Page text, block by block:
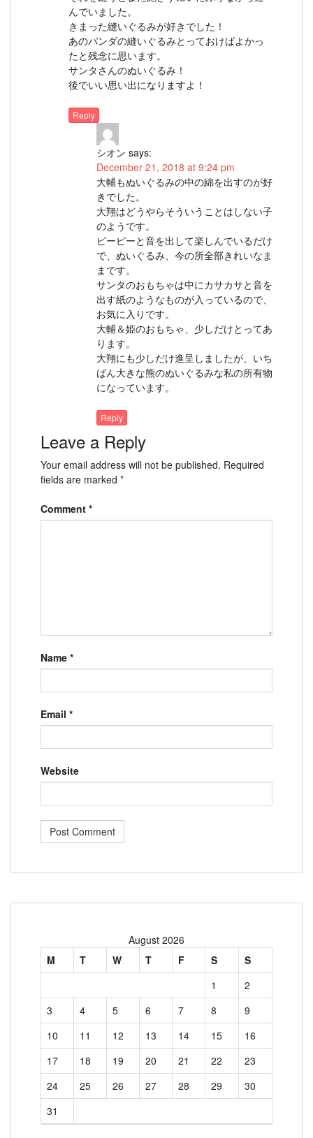
んでいました。
きまった縫いぐるみが好きでした！
あのパンダの縫いぐるみとっておけばよかっ
たと残念に思います。
サンタさんのぬいぐるみ！
後でいい思い出になりますよ！
Reply
シオン says:
December 21, 2018 at 9:24 pm
大輔もぬいぐるみの中の綿を出すのが好
きでした。
大翔はどうやらそういうことはしない子
のようです。
ピーピーと音を出して楽しんでいるだけ
で、ぬいぐるみ、今の所全部きれいなま
まです。
サンタのおもちゃは中にカサカサと音を
出す紙のようなものが入っているので、
お気に入りです。
大輔＆姫のおもちゃ、少しだけとってあ
ります。
大翔にも少しだけ進呈しましたが、いち
ばん大きな熊のぬいぐるみな私の所有物
になっています。
Reply
Leave a Reply
Your email address will not be published. Required
fields are marked *
Comment *
Name *
Email *
Website
August 2026
M
T W T F S
S
1
2
3
4 5 6 7 8
9
10
11 12 13 14 15
16
17
18 19 20 21 22
23
24
25 26 27 28 29
30
31